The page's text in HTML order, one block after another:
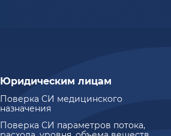
Юридическим лицам
Поверка СИ медицинского
назначения
Поверка СИ параметров потока,